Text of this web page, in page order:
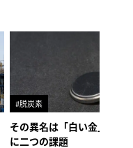
#脱炭素
その異名は「白い金」、リ
に二つの課題